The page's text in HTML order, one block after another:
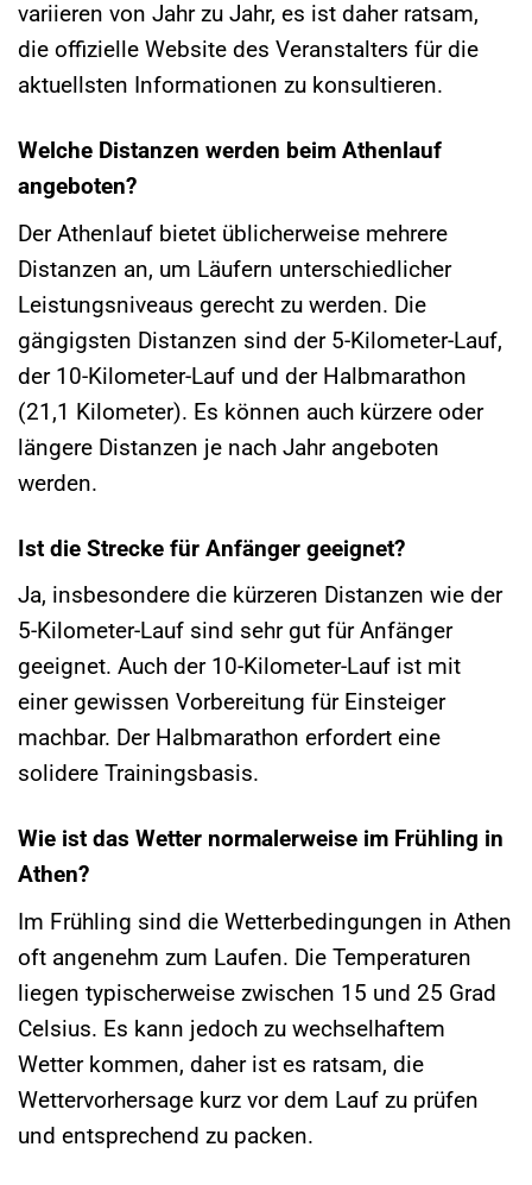
variieren von Jahr zu Jahr, es ist daher ratsam,
die offizielle Website des Veranstalters für die
aktuellsten Informationen zu konsultieren.
Welche Distanzen werden beim Athenlauf
angeboten?
Der Athenlauf bietet üblicherweise mehrere
Distanzen an, um Läufern unterschiedlicher
Leistungsniveaus gerecht zu werden. Die
gängigsten Distanzen sind der 5-Kilometer-Lauf,
der 10-Kilometer-Lauf und der Halbmarathon
(21,1 Kilometer). Es können auch kürzere oder
längere Distanzen je nach Jahr angeboten
werden.
Ist die Strecke für Anfänger geeignet?
Ja, insbesondere die kürzeren Distanzen wie der
5-Kilometer-Lauf sind sehr gut für Anfänger
geeignet. Auch der 10-Kilometer-Lauf ist mit
einer gewissen Vorbereitung für Einsteiger
machbar. Der Halbmarathon erfordert eine
solidere Trainingsbasis.
Wie ist das Wetter normalerweise im Frühling in
Athen?
Im Frühling sind die Wetterbedingungen in Athen
oft angenehm zum Laufen. Die Temperaturen
liegen typischerweise zwischen 15 und 25 Grad
Celsius. Es kann jedoch zu wechselhaftem
Wetter kommen, daher ist es ratsam, die
Wettervorhersage kurz vor dem Lauf zu prüfen
und entsprechend zu packen.